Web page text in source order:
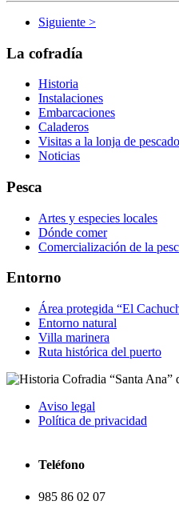
Siguiente >
La cofradía
Historia
Instalaciones
Embarcaciones
Caladeros
Visitas a la lonja de
Noticias
Pesca
Artes y especies locales
Dónde comer
Comercialización de la
Entorno
Área protegida “El
Entorno natural
Villa marinera
Ruta histórica del puerto
Aviso legal
Política de privacidad
Teléfono
985 86 02 07